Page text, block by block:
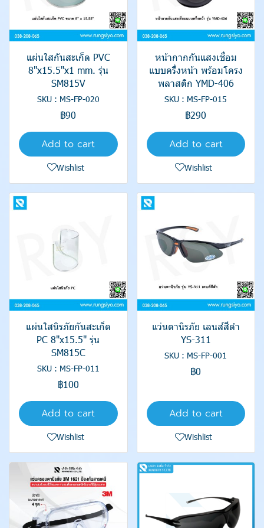
แผ่นใสกันสะเก็ด PVC
8"x15.5"x1 mm. รุ่น
SM815V
SKU : MS-FP-020
฿90
Add to cart
Wishlist
หน้ากากกันแสงเชื่อม
แบบครึ่งหน้า พร้อมโครง
พลาสติก YMD-406
SKU : MS-FP-015
฿290
Add to cart
Wishlist
แผ่นใสนิรภัยกันสะเก็ด
PC 8"x15.5" รุ่น
SM815C
SKU : MS-FP-011
฿100
Add to cart
Wishlist
แว่นตานิรภัย เลนส์สีดำ
YS-311
SKU : MS-FP-001
฿0
Add to cart
Wishlist